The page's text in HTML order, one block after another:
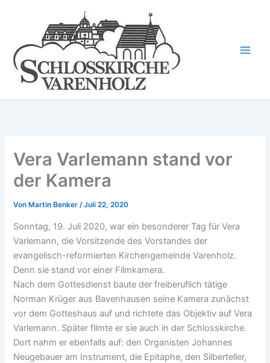
Vera Varlemann stand vor
der Kamera
Von Martin Benker/Juli 22, 2020
Sonntag, 19. Juli 2020, war ein besonderer Tag für Vera
Varlemann, die Vorsitzende des Vorstandes der
evangelisch-reformierten Kirchengemeinde Varenholz.
Denn sie stand vor einer Filmkamera.
Nach dem Gottesdienst baute der freiberuflich tätige
Norman Krüger aus Bavenhausen seine Kamera zunächst
vor dem Gotteshaus auf und richtete das Objektiv auf Vera
Varlemann. Später filmte er sie auch in der Schlosskirche.
Dort nahm er ebenfalls auf: den Organisten Johannes
Neugebauer am Instrument, die Epitaphe, den Silberteller,